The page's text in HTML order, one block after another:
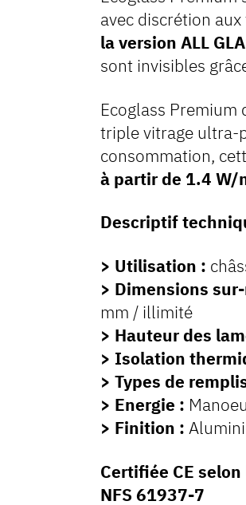
avec discrétion
la version ALL
sont invisibles
Ecoglass Premium
triple vitrage ultra-
consommation,
à partir de 1.4 W/
Descriptif
> Utilisation :
> Dimensions
mm / illimité
> Hauteur des
> Isolation
> Types de
> Energie :
> Finition :
Certifiée CE
NFS 61937-7